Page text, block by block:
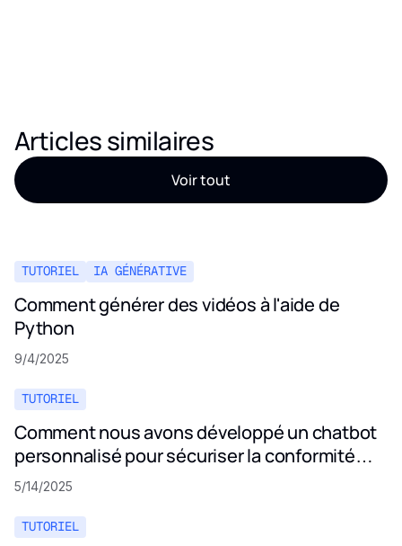
Articles similaires
Voir tout
TUTORIEL IA GÉNÉRATIVE
Comment générer des vidéos à l'aide de
Python
9/4/2025
TUTORIEL
Comment nous avons développé un chatbot
personnalisé pour sécuriser la conformité
aux politiques de confidentialité
5/14/2025
TUTORIEL